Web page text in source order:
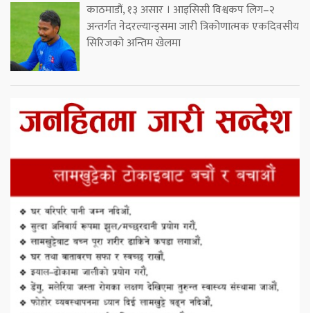
काठमाडौं, १३ असार । आइसिसी विश्वकप लिग–२
अन्तर्गत नेदरल्यान्ड्समा जारी त्रिकोणात्मक एकदिवसीय
सिरिजको अन्तिम खेलमा